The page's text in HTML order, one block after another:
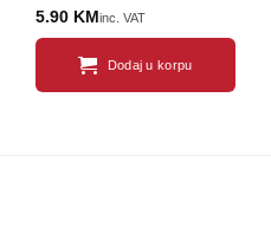
5.90 KM inc. VAT
Dodaj u korpu